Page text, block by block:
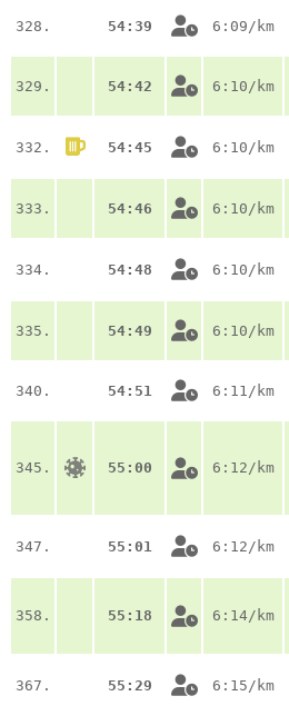
328. 54:39 6:09/km
329. 54:42 6:10/km
332. 54:45 6:10/km
333. 54:46 6:10/km
334. 54:48 6:10/km
335. 54:49 6:10/km
340. 54:51 6:11/km
345. 55:00 6:12/km
347. 55:01 6:12/km
358. 55:18 6:14/km
367. 55:29 6:15/km